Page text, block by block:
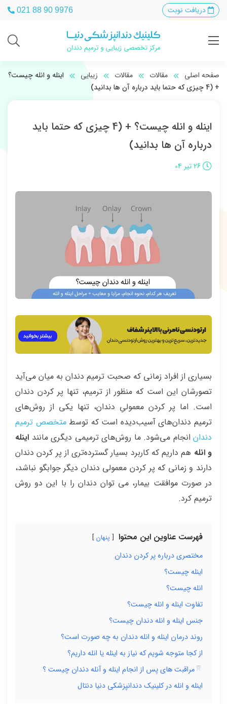
دریافت نوبت 021 88 90 9976
صفحه اصلی مقالات مقالات زیبایی
اینله و انله چیست؟
+ (4 چیزی که حتما باید درباره آن ها بدانید)
اینله و انله چیست؟ + (4 چیزی که حتما باید
درباره آن ها بدانید)
بسیاری از افراد زمانی که صحبت ترمیم دندان به میان می‌آید
تصورشان این است که منظور از ترمیم، تنها پر کردن دندان
است. اما پر کردن معمولیِ دندان، تنها یکی از روش‌های
ترمیم دندان‌های آسیب‌دیده است که توسطمتخصص ترمیم
دندان انجام می‌شود. ما روش‌های ترمیمی دیگری مانند اینله
و انله هم داریم که کاربرد بسیار گسترده‌تری از پر کردن دندان
دارند و زمانی که پر کردن معمولی دندان دیگر جوابگو نباشد،
در صورت موافقت بیمار، می توان دندان را با این دو روش
ترمیم کرد.
فهرست عناوین این محتوا پنهان
مختصری درباره پر کردن دندان
اینله چیست؟
انله چیست؟
تفاوت اینله و انله چیست؟
جنس اینله و انله دندان چیست؟
روند درمان اینله و انله دندان به چه صورت است؟
از کجا متوجه شویم که نیاز به اینله یا انله داریم؟
مراقبت های پس از انجام اینله و آنله دندان چیست ؟
اینله و انله در کلینیک دندانپزشکی دنیا دنتال